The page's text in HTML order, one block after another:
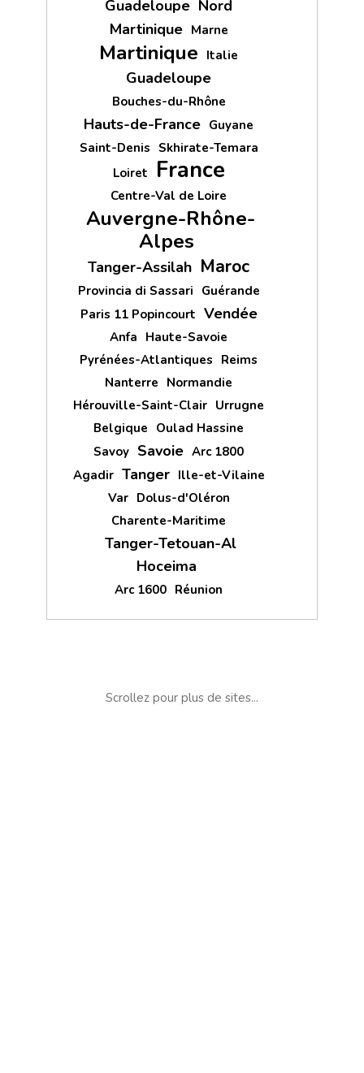
Guadeloupe Nord
Martinique Marne
Martinique Italie
Guadeloupe
Bouches-du-Rhône
Hauts-de-France Guyane
Saint-Denis Skhirate-Temara
Loiret
France
Centre-Val de Loire
Auvergne-Rhône-
Alpes
Tanger-Assilah Maroc
Provincia di Sassari Guérande
Paris 11 Popincourt Vendée
Anfa Haute-Savoie
Pyrénées-Atlantiques Reims
Nanterre Normandie
Hérouville-Saint-Clair Urrugne
Belgique Oulad Hassine
Savoy Savoie Arc 1800
Agadir Tanger Ille-et-Vilaine
Var Dolus-d'Oléron
Charente-Maritime
Tanger-Tetouan-Al
Hoceima
Arc 1600 Réunion
Scrollez pour plus de sites...